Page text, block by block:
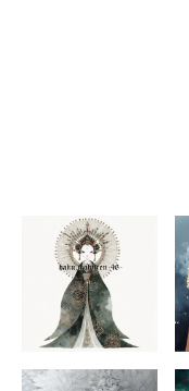
2025年より国内外AI
2026年東京⇒京都の
・2026年4月24日〜4月
東京・自由帳ギャラ
AIグループ展（11名
・2026年5月12日〜5月